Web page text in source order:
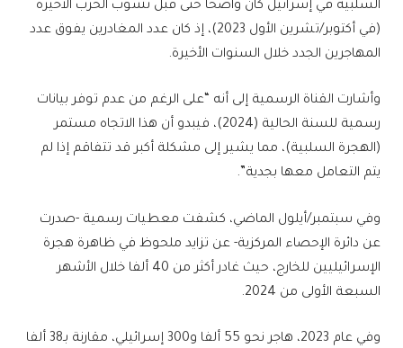
السلبية في إسرائيل كان واضحا حتى قبل نشوب الحرب الأخيرة
(في أكتوبر/تشرين الأول 2023)، إذ كان عدد المغادرين يفوق عدد
المهاجرين الجدد خلال السنوات الأخيرة.
وأشارت القناة الرسمية إلى أنه “على الرغم من عدم توفر بيانات
رسمية للسنة الحالية (2024)، فيبدو أن هذا الاتجاه مستمر
(الهجرة السلبية)، مما يشير إلى مشكلة أكبر قد تتفاقم إذا لم
يتم التعامل معها بجدية”.
وفي سبتمبر/أيلول الماضي، كشفت معطيات رسمية -صدرت
عن دائرة الإحصاء المركزية- عن تزايد ملحوظ في ظاهرة هجرة
الإسرائيليين للخارج، حيث غادر أكثر من 40 ألفا خلال الأشهر
السبعة الأولى من 2024.
وفي عام 2023، هاجر نحو 55 ألفا و300 إسرائيلي، مقارنة بـ38 ألفا